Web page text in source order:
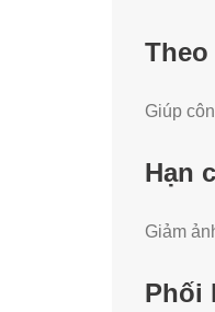
Giúp
Hạn
Giảm
Phối